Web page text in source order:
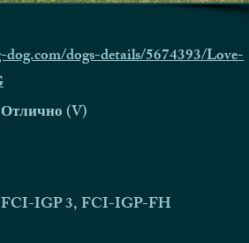
dogs-details/5674393/Love-
Отлично (V)
FCI-IGP 3, FCI-IGP-FH